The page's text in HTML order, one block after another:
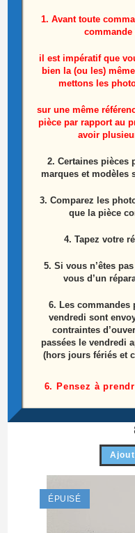
ÉPUISÉ
1. Avant toute
commande
il est impératif que
bien la (ou les)
mettons les
sur une même
pièce par rapport au
avoir
2. Certaines pièces
marques et modèles
3. Comparez les
que la pièce
4. Tapez votre
5. Si vous n’êtes
vous d’un
6. Les commandes
vendredi sont
contraintes
passées le vendredi
(hors jours fériés et
6. Pensez à